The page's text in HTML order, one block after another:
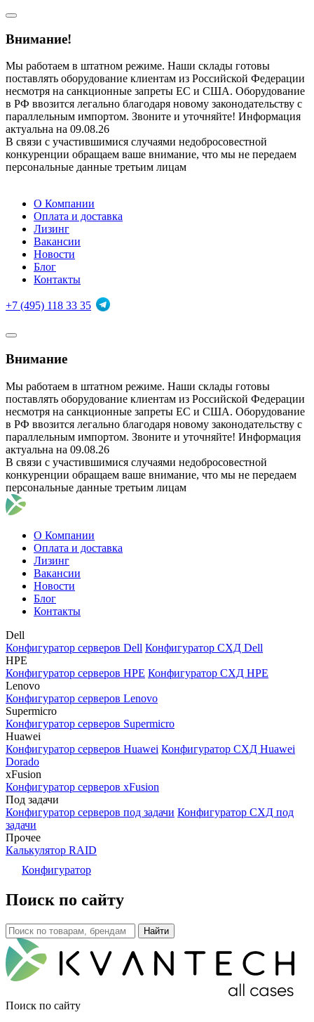
Внимание!
Мы работаем в штатном режиме. Наши склады готовы
поставлять оборудование клиентам из Российской Федерации
несмотря на санкционные запреты ЕС и США. Оборудование
в РФ ввозится легально благодаря новому законодательству с
параллельным импортом. Звоните и уточняйте! Информация
актуальна на 09.08.26
В связи с участившимися случаями недобросовестной
конкуренции обращаем ваше внимание, что мы не передаем
персональные данные третьим лицам
О Компании
Оплата и доставка
Лизинг
Вакансии
Новости
Блог
Контакты
+7 (495) 118 33 35
Внимание
Мы работаем в штатном режиме. Наши склады готовы
поставлять оборудование клиентам из Российской Федерации
несмотря на санкционные запреты ЕС и США. Оборудование
в РФ ввозится легально благодаря новому законодательству с
параллельным импортом. Звоните и уточняйте! Информация
актуальна на 09.08.26
В связи с участившимися случаями недобросовестной
конкуренции обращаем ваше внимание, что мы не передаем
персональные данные третьим лицам
О Компании
Оплата и доставка
Лизинг
Вакансии
Новости
Блог
Контакты
Dell
Конфигуратор серверов Dell Конфигуратор СХД Dell
HPE
Конфигуратор серверов HPE Конфигуратор СХД HPE
Lenovo
Конфигуратор серверов Lenovo
Supermicro
Конфигуратор серверов Supermicro
Huawei
Конфигуратор серверов Huawei Конфигуратор СХД Huawei
Dorado
xFusion
Конфигуратор серверов xFusion
Под задачи
Конфигуратор серверов под задачи Конфигуратор СХД под
задачи
Прочее
Калькулятор RAID
Конфигуратор
Поиск по сайту
Поиск по сайту